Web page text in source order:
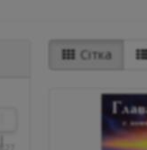
Сітка